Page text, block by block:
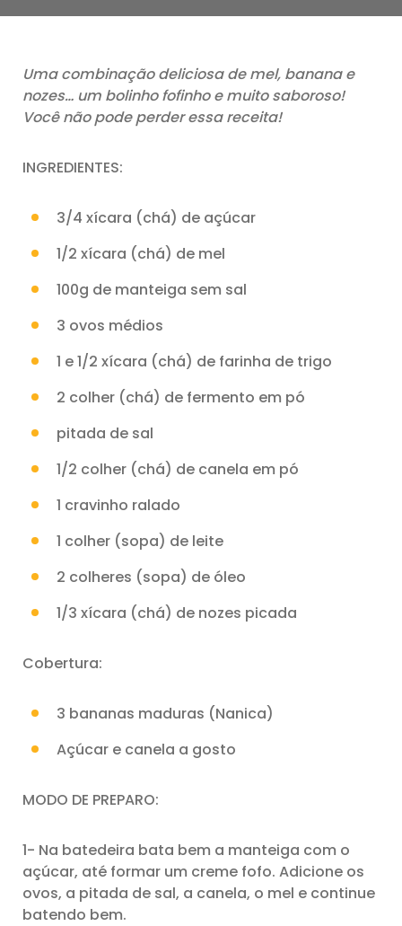
Uma combinação deliciosa de mel, banana e
nozes… um bolinho fofinho e muito saboroso!
Você não pode perder essa receita!
INGREDIENTES:
3/4 xícara (chá) de açúcar
1/2 xícara (chá) de mel
100g de manteiga sem sal
3 ovos médios
1 e 1/2 xícara (chá) de farinha de trigo
2 colher (chá) de fermento em pó
pitada de sal
1/2 colher (chá) de canela em pó
1 cravinho ralado
1 colher (sopa) de leite
2 colheres (sopa) de óleo
1/3 xícara (chá) de nozes picada
Cobertura:
3 bananas maduras (Nanica)
Açúcar e canela a gosto
MODO DE PREPARO:
1- Na batedeira bata bem a manteiga com o
açúcar, até formar um creme fofo. Adicione os
ovos, a pitada de sal, a canela, o mel e continue
batendo bem.